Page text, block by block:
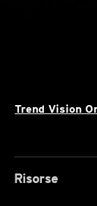
Trend Vision
Risorse